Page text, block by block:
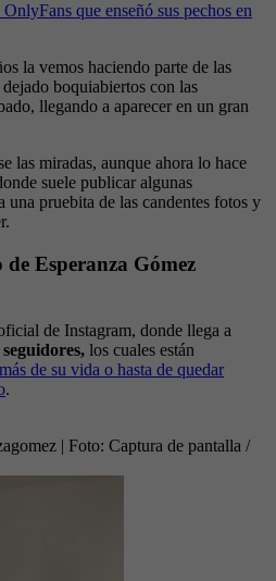
que enseñó sus pechos en
la vemos haciendo parte de las
dejado boquiabiertos con las
llegando a aparecer en un gran
las miradas, aunque ahora lo hace
suele publicar algunas
una pruebita de las candentes fotos y
Esperanza Gómez
de Instagram, donde llega a
los cuales están
más de su vida o hasta de quedar
.
| Foto: Captura de pantalla /